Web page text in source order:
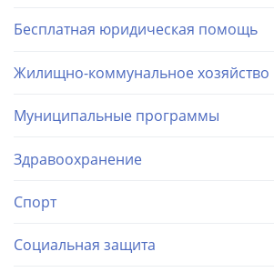
Бесплатная юридическая помощь
Жилищно-коммунальное хозяйство
Муниципальные программы
Здравоохранение
Спорт
Социальная защита